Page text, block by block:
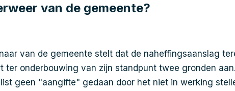
van de gemeente?
van de gemeente stelt dat de naheffingsaanslag
ter onderbouwing van zijn standpunt twee gronden
geen "aangifte" gedaan door het niet in werking